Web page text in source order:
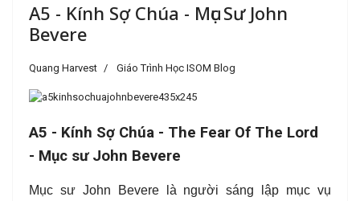
A5 - Kính Sợ Chúa - Mục Sư John
Bevere
Quang Harvest Giáo Trình Học ISOM Blog
A5 - Kính Sợ Chúa - The Fear Of The Lord
- Mục sư John Bevere
Mục sư John Bevere là người sáng lập mục vụ